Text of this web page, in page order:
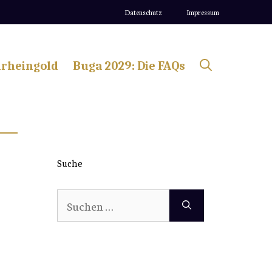
Datenschutz Impressum
Buga 2029: Die FAQs
Suche
Suchen
nach: